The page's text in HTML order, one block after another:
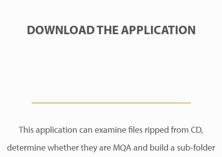
DOWNLOAD THE APPLICATION
This application can examine files ripped from CD,
determine whether they are MQA and build a sub-folder